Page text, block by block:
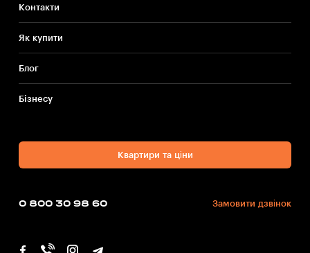
Контакти
Як купити
Блог
Бiзнесу
Квартири та ціни
0 800 30 98 60 Замовити дзвінок